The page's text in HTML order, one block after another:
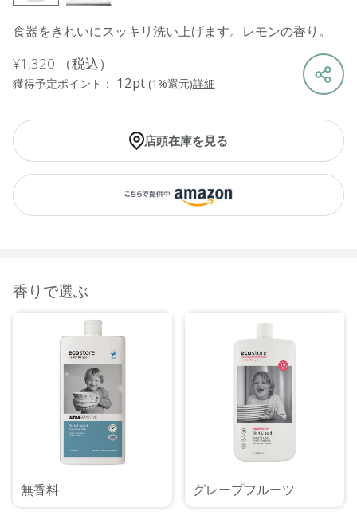
食器をきれいにスッキリ洗い上げます。レモンの香り。
¥1,320 （税込）
獲得予定ポイント： 12pt (1%還元)詳細
店頭在庫を見る
香りで選ぶ
無香料 グレープフルーツ